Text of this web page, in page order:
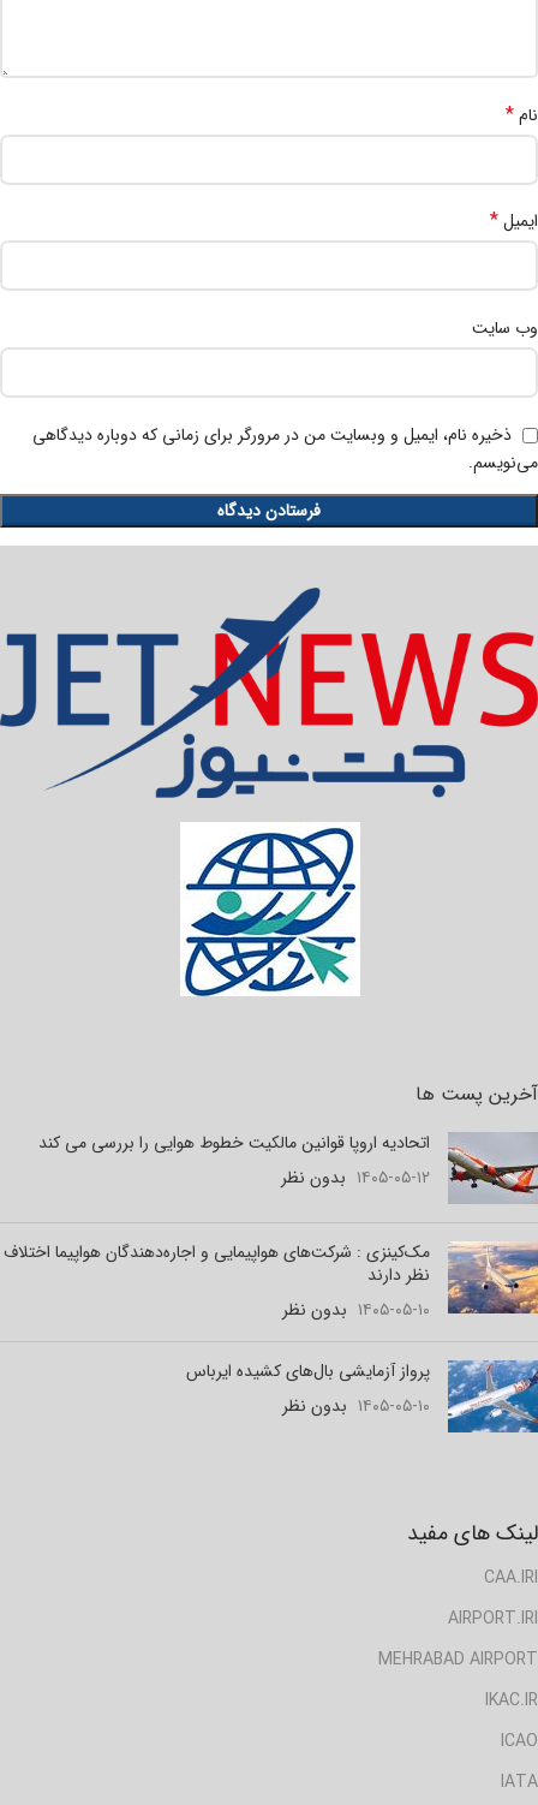
نام*
ایمیل*
وب‌ سایت
ذخیره نام، ایمیل و وبسایت من در مرورگر برای زمانی که دوباره دیدگاهی
می‌نویسم.
آخرین پست ها
اتحادیه اروپا قوانین مالکیت خطوط هوایی را بررسی می کند
۱۴۰۵-۰۵-۱۲ بدون نظر
مک‌کینزی : شرکت‌های هواپیمایی و اجاره‌دهندگان هواپیما اختلاف
نظر دارند
۱۴۰۵-۰۵-۱۰ بدون نظر
پرواز آزمایشی بال‌های کشیده ایرباس
۱۴۰۵-۰۵-۱۰ بدون نظر
لینک های مفید
CAA.IRI
AIRPORT.IRI
MEHRABAD AIRPORT
IKAC.IR
ICAO
IATA